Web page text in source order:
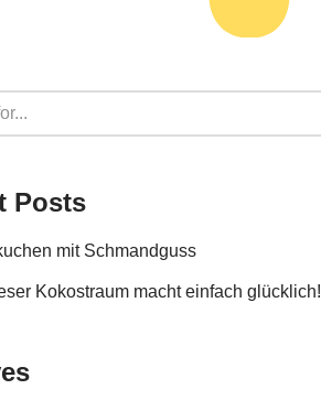
Posts
mit Schmandguss
Kokostraum macht einfach glücklich!